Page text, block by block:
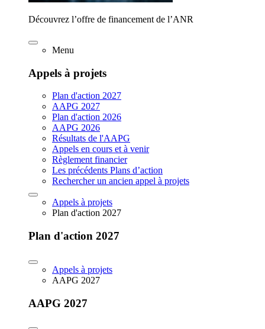
Découvrez l’offre de financement de l’ANR
Menu
Appels à projets
Plan d'action 2027
AAPG 2027
Plan d'action 2026
AAPG 2026
Résultats de l'AAPG
Appels en cours et à venir
Règlement financier
Les précédents Plans d’action
Rechercher un ancien appel à projets
Appels à projets
Plan d'action 2027
Plan d'action 2027
Appels à projets
AAPG 2027
AAPG 2027